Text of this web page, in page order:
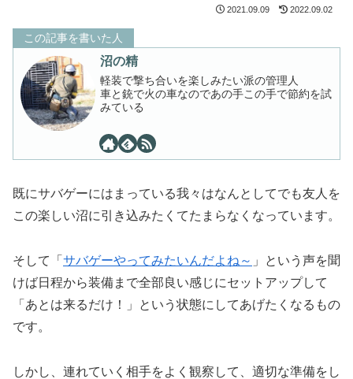
2021.09.09 2022.09.02
この記事を書いた人
沼の精
軽装で撃ち合いを楽しみたい派の管理人
車と銃で火の車なのであの手この手で節約を試
みている
既にサバゲーにはまっている我々はなんとしてでも友人を
この楽しい沼に引き込みたくてたまらなくなっています。
そして「 サバゲーやってみたいんだよね～ 」という声を聞
けば日程から装備まで全部良い感じにセットアップして
「あとは来るだけ！」という状態にしてあげたくなるもの
です。
しかし、連れていく相手をよく観察して、適切な準備をし